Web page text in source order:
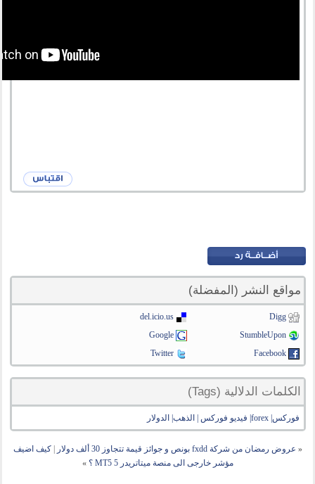
مواقع النشر (المفضلة)
Digg
del.icio.us
StumbleUpon
Google
Facebook
Twitter
الكلمات الدلالية (Tags)
فوركس| forex| فيديو فوركس | الذهب| الدولار
« عروض رمضان من شركة fxdd بونص و جوائز قيمة تتجاوز 30 ألف دولار |كيف اضيف
مؤشر خارجى الى منصة ميتاتريدر 5 MT5 ؟
»